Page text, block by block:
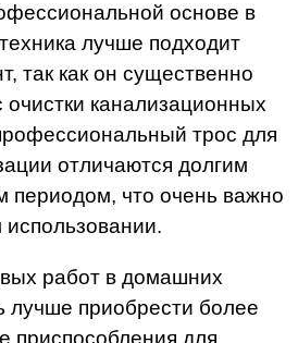
основе в
лучше подходит
так как он существенно
канализационных
трос для
отличаются долгим
периодом, что очень важно
работ в домашних
лучше приобрести более
приспособления для